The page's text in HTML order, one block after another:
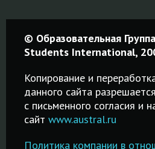
Подготовка
к IELTS в
Москве
Качественные
курсы от 2-х
дней до 2-х
месяцев!
Сдай в
Простая
IELTS!
© Образовательная Группа
Students International,
Копирование и
данного сайта
c письменного согласия и
сайт www.austral.ru
Политика компании в